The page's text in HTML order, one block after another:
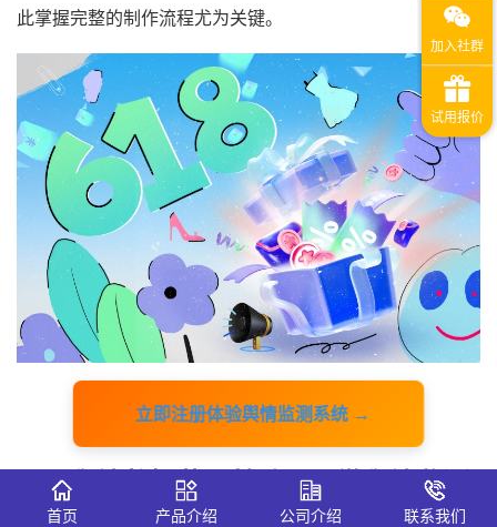
此掌握完整的制作流程尤为关键。
立即注册体验舆情监测系统 →
一、舆情数据获取基础：识微舆情监测
系统的核心作用
首页 产品介绍 公司介绍 联系我们